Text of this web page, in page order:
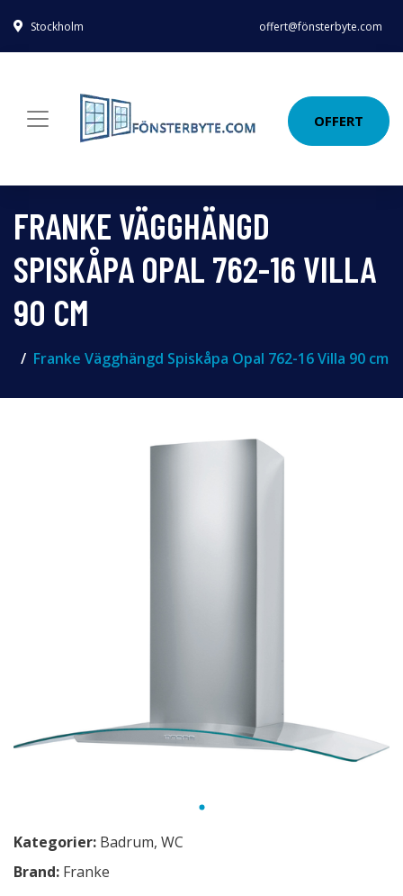
Stockholm offert@fönsterbyte.com
OFFERT
FRANKE VÄGGHÄNGD
SPISKÅPA OPAL 762-16 VILLA
90 CM
Franke Vägghängd Spiskåpa Opal 762-16 Villa 90 cm
Kategorier: Badrum, WC
Brand: Franke